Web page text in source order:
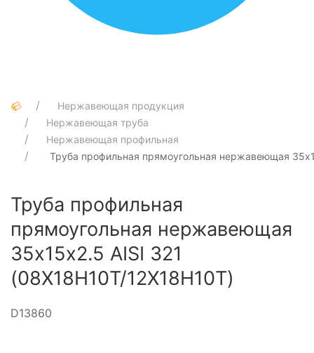
Нержавеющая продукция
Нержавеющая труба
Нержавеющая профильная
Труба профильная прямоугольная нержавеющая
Труба профильная
прямоугольная нержавеющая
35х15х2.5 AISI 321
(08Х18Н10Т/12Х18Н10Т)
D13860